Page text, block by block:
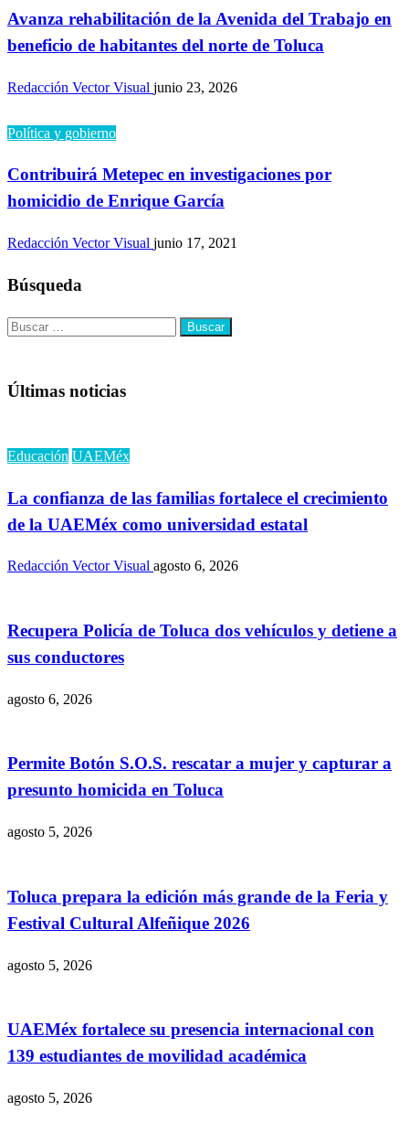
Avanza rehabilitación de la Avenida del Trabajo en
beneficio de habitantes del norte de Toluca
Redacción Vector Visual junio 23, 2026
Política y gobierno
Contribuirá Metepec en investigaciones por
homicidio de Enrique García
Redacción Vector Visual junio 17, 2021
Búsqueda
Buscar:
Últimas noticias
Educación UAEMéx
La confianza de las familias fortalece el crecimiento
de la UAEMéx como universidad estatal
Redacción Vector Visual agosto 6, 2026
Recupera Policía de Toluca dos vehículos y detiene a
sus conductores
agosto 6, 2026
Permite Botón S.O.S. rescatar a mujer y capturar a
presunto homicida en Toluca
agosto 5, 2026
Toluca prepara la edición más grande de la Feria y
Festival Cultural Alfeñique 2026
agosto 5, 2026
UAEMéx fortalece su presencia internacional con
139 estudiantes de movilidad académica
agosto 5, 2026